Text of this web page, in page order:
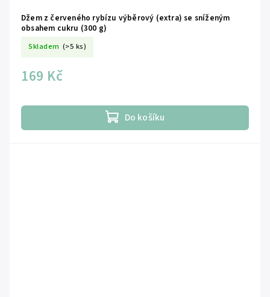
Džem z červeného rybízu výběrový (extra) se sníženým
obsahem cukru (300 g)
Skladem (>5 ks)
169 Kč
Do košíku